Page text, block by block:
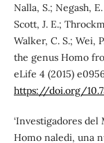
Nalla, S.; Negash,
Scott, J. E.;
Walker, C. S.; Wei,
the genus Homo
eLife 4 (2015)
https://doi.org/
‘Investigadores
Homo naledi, una